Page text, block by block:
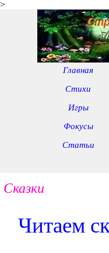
>
Главная
Стихи
Игры
Фокусы
Статьи
Сказки
Читаем